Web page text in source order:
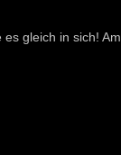
gleich in sich!